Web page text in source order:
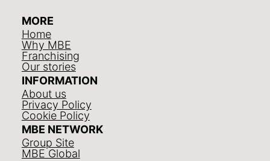
MORE
Home
Why MBE
Franchising
Our stories
INFORMATION
About us
Privacy Policy
Cookie Policy
MBE NETWORK
Group Site
MBE Global